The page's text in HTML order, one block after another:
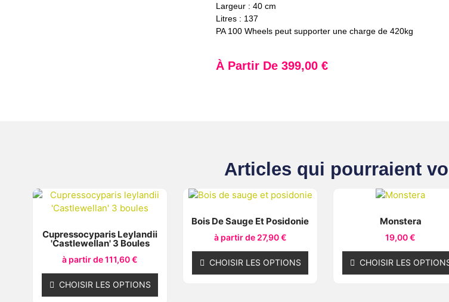
Largeur : 40 cm
Litres : 137
PA 100 Wheels peut supporter une charge de 420kg
À Partir De 399,00 €
Articles qui pourraient
Cupressocyparis Leylandii
'Castlewellan' 3 Boules
à partir de111,60€
CHOISIR LES OPTIONS
Bois De Sauge Et Posidonie
à partir de 27,90€
CHOISIR LES OPTIONS
Monstera
19,00€
CHOISIR LES